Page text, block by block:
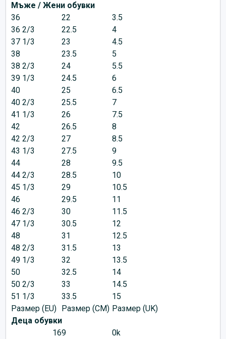
Мъже / Жени обувки
36
22
3.5
36 2/3
22.5
4
37 1/3
23
4.5
38
23.5
5
38 2/3
24
5.5
39 1/3
24.5
6
40
25
6.5
40 2/3
25.5
7
41 1/3
26
7.5
42
26.5
8
42 2/3
27
8.5
43 1/3
27.5
9
44
28
9.5
44 2/3
28.5
10
45 1/3
29
10.5
46
29.5
11
46 2/3
30
11.5
47 1/3
30.5
12
48
31
12.5
48 2/3
31.5
13
49 1/3
32
13.5
50
32.5
14
50 2/3
33
14.5
51 1/3
33.5
15
Размер (EU) Размер (CM) Размер (UK)
Деца обувки
169
0k